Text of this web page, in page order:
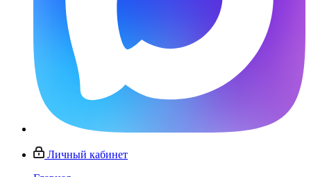
Личный кабинет